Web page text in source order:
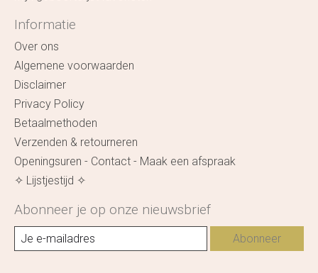
Informatie
Over ons
Algemene voorwaarden
Disclaimer
Privacy Policy
Betaalmethoden
Verzenden & retourneren
Openingsuren - Contact - Maak een afspraak
✧ Lijstjestijd ✧
Abonneer je op onze nieuwsbrief
Abonneer